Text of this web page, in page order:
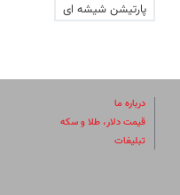
پارتیشن شیشه ای
درباره ما
قیمت دلار، طلا و سکه
تبلیغات